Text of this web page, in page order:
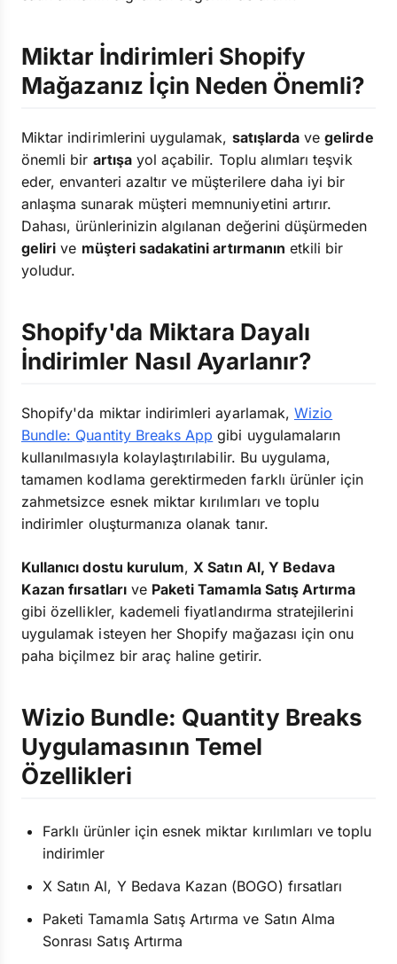
Miktar İndirimleri Shopify
Mağazanız İçin Neden Önemli?
Miktar indirimlerini uygulamak, satışlarda vegelirde
önemli bir artışayol açabilir. Toplu alımları teşvik
eder, envanteri azaltır ve müşterilere daha iyi bir
anlaşma sunarak müşteri memnuniyetini artırır.
Dahası, ürünlerinizin algılanan değerini düşürmeden
geliri ve müşteri sadakatini artırmanın etkili bir
yoludur.
Shopify'da Miktara Dayalı
İndirimler Nasıl Ayarlanır?
Shopify'da miktar indirimleri ayarlamak, Wizio
Bundle: Quantity Breaks App gibi uygulamaların
kullanılmasıyla kolaylaştırılabilir. Bu uygulama,
tamamen kodlama gerektirmeden farklı ürünler için
zahmetsizce esnek miktar kırılımları ve toplu
indirimler oluşturmanıza olanak tanır.
Kullanıcı dostu kurulum,X Satın Al, Y Bedava
Kazan fırsatlarıve Paketi Tamamla Satış Artırma
gibi özellikler, kademeli fiyatlandırma stratejilerini
uygulamak isteyen her Shopify mağazası için onu
paha biçilmez bir araç haline getirir.
Wizio Bundle: Quantity Breaks
Uygulamasının Temel
Özellikleri
Farklı ürünler için esnek miktar kırılımları ve toplu
indirimler
X Satın Al, Y Bedava Kazan (BOGO) fırsatları
Paketi Tamamla Satış Artırma ve Satın Alma
Sonrası Satış Artırma